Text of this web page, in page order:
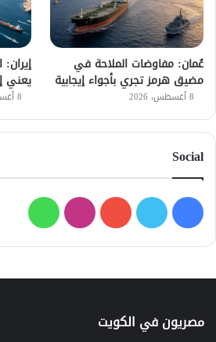
عُمان: مفاوضات الملاحة في
مضيق هرمز تجري بأجواء إيجابية
8 أغسطس، 2026
يعني
8 أغسطس، 2026
Social
فيسبوك
تويتر يوتيوبانستقرامواتساب
مصريون في الكويت